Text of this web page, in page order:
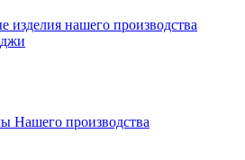
изделия нашего производства
Нашего производства